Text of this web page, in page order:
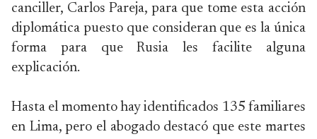
canciller, Carlos Pareja, para que tome esta acción
diplomática puesto que consideran que es la única
forma para que Rusia les facilite alguna
explicación.
Hasta el momento hay identificados 135 familiares
en Lima, pero el abogado destacó que este martes